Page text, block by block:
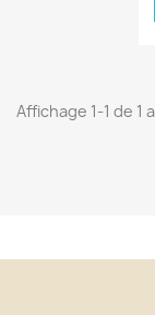
Affichage 1-1 de 1